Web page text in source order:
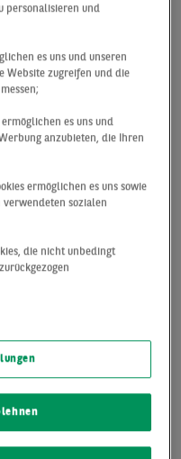
den größten
im Vergleich
Mitverantwortlich
die Amprion
über 15.600 m²
im ersten Halbjahr
einen zweiten großen
Dortmund hat
angemietet.
personalisieren und
es uns und unseren
Website zugreifen und die
es uns und
anzubieten, die Ihren
ermöglichen es uns sowie
sozialen
die nicht unbedingt